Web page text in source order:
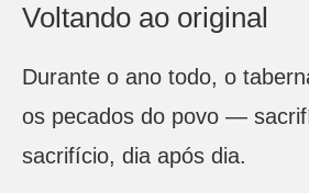
Voltando ao original
Durante o ano todo, o
os pecados do povo —
sacrifício, dia após dia.